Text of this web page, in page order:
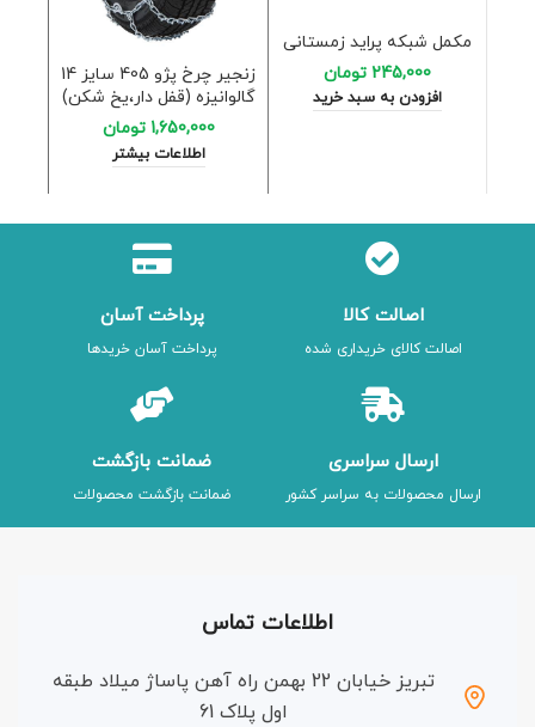
مکمل شبکه پراید زمستانی
245,000 تومان
افزودن به سبد خرید
زنجیر چرخ پژو 405 سایز 14
گالوانیزه (قفل دار،یخ شکن)
1,650,000 تومان
اطلاعات بیشتر
اصالت کالا
اصالت کالای خریداری شده
پرداخت آسان
پرداخت آسان خریدها
ارسال سراسری
ارسال محصولات به سراسر کشور
ضمانت بازگشت
ضمانت بازگشت محصولات
اطلاعات تماس
تبریز خیابان 22 بهمن راه آهن پاساژ میلاد طبقه
اول پلاک 61